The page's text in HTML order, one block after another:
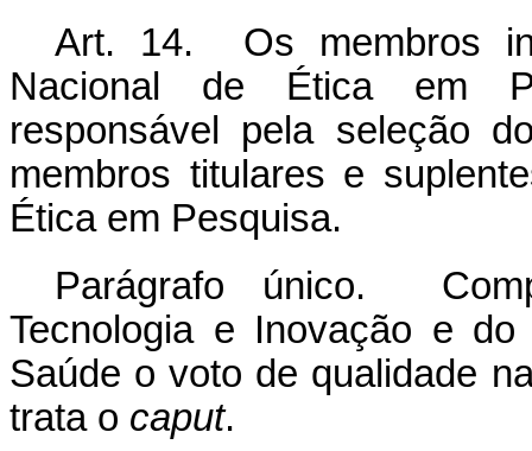
Art. 14. Os membros
Nacional de Ética em
responsável pela seleção
membros titulares e
Ética em Pesquisa.
Parágrafo único.
Tecnologia e Inovação e do
Saúde o voto de qualidade
trata o caput.